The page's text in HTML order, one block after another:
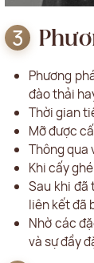
Phương
đào thải
Thời gian
Mỡ được
Thông qua
Khi cấy
Sau khi đã
liên kết đã
Nhờ các
và sự đầy